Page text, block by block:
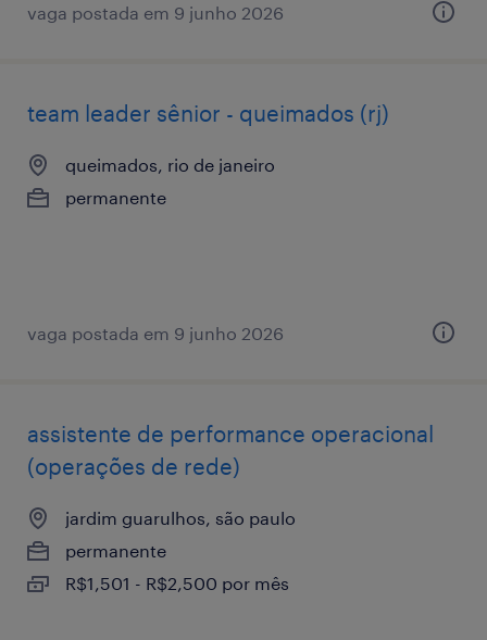
vaga postada em 9 junho 2026
team leader sênior - queimados (rj)
queimados, rio de janeiro
permanente
vaga postada em 9 junho 2026
assistente de performance operacional
(operações de rede)
jardim guarulhos, são paulo
permanente
R$1,501 - R$2,500 por mês